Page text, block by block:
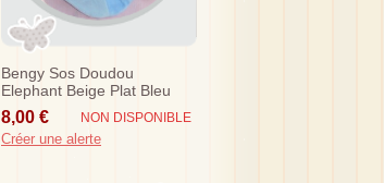
Bengy Sos Doudou
Elephant Beige Plat Bleu
8,00 € NON DISPONIBLE
Créer une alerte